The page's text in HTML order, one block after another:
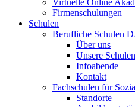
Virtuelle Online
Firmenschulungen
Schulen
Berufliche Schulen
Über uns
Unsere Schulen
Infoabende
Kontakt
Fachschulen für
Standorte